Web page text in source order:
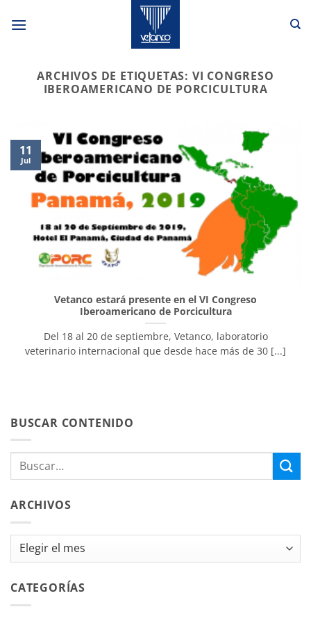
ARCHIVOS DE ETIQUETAS: VI CONGRESO
IBEROAMERICANO DE PORCICULTURA
Vetanco estará presente en el VI Congreso
Iberoamericano de Porcicultura
Del 18 al 20 de septiembre, Vetanco, laboratorio
veterinario internacional que desde hace más de 30 [...]
11
Jul
BUSCAR CONTENIDO
ARCHIVOS
Archivos
CATEGORÍAS